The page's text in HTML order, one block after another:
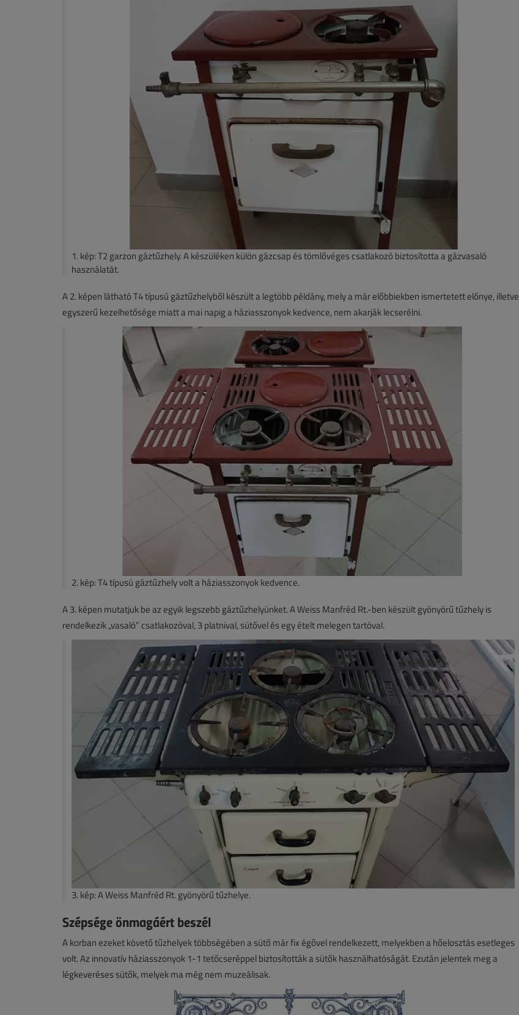
1. kép: T2 garzon gáztűzhely. A készüléken külön gázcsap és tömlővéges csatlakozó biztosította a gázvasaló
használatát.
A 2. képen látható T4 típusú gáztűzhelyből készült a legtöbb példány, mely a már előbbiekben ismertetett előnye, illetve
egyszerű kezelhetősége miatt a mai napig a háziasszonyok kedvence, nem akarják lecserélni.
2. kép: T4 típusú gáztűzhely volt a háziasszonyok kedvence.
A 3. képen mutatjuk be az egyik legszebb gáztűzhelyünket. A Weiss Manfréd Rt.-ben készült gyönyörű tűzhely is
rendelkezik „vasaló” csatlakozóval, 3 platnival, sütővel és egy ételt melegen tartóval.
3. kép: A Weiss Manfréd Rt. gyönyörű tűzhelye.
Szépsége önmagáért beszél
A korban ezeket követő tűzhelyek többségében a sütő már fix égővel rendelkezett, melyekben a hőelosztás esetleges
volt. Az innovatív háziasszonyok 1-1 tetőcseréppel biztosították a sütők használhatóságát. Ezután jelentek meg a
légkeveréses sütők, melyek ma még nem muzeálisak.